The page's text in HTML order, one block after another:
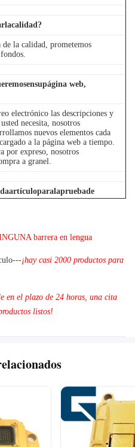
la calidad, prometemos
web,
electrónico las descripciones y
necesita, nosotros
nuevos elementos cada
a la página web a tiempo.
por expreso, nosotros
a granel.
la prueba de la calidad si
barrera en lengua
¡hay casi 2000 productos para
en el plazo de 24 horas, una cita
listos!